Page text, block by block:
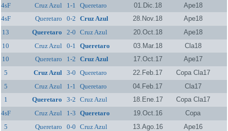
4sF
Cruz Azul 1-1 Queretaro 01.Dic.18
Ape18
4sF
Queretaro 0-2 Cruz Azul 28.Nov.18
Ape18
13
Queretaro 2-0 Cruz Azul 20.Oct.18
Ape18
10
Cruz Azul 0-1 Queretaro 03.Mar.18
Cla18
10
Queretaro 1-2 Cruz Azul 17.Oct.17
Ape17
5
Cruz Azul 3-0 Queretaro 22.Feb.17
Copa Cla17
5
Cruz Azul 1-1 Queretaro 04.Feb.17
Cla17
1
Queretaro 3-2 Cruz Azul 18.Ene.17
Copa Cla17
4sF
Cruz Azul 1-3 Queretaro 19.Oct.16
Copa
5
Queretaro 0-0 Cruz Azul 13.Ago.16
Ape16